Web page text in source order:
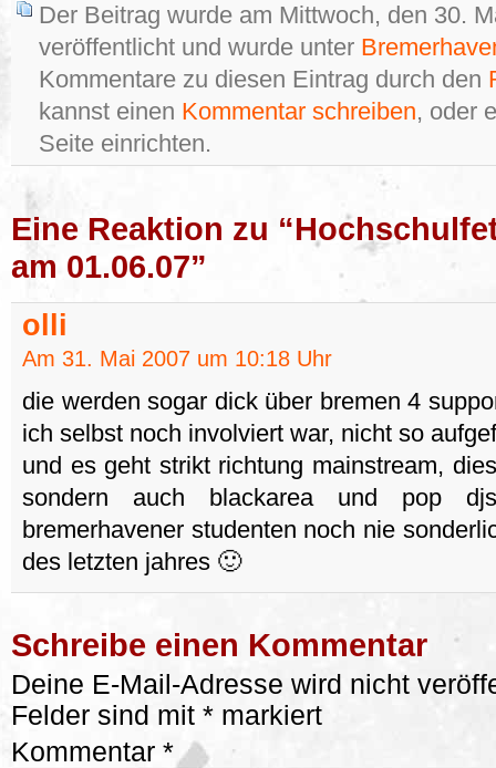
Der Beitrag wurde am Mittwoch, den 30.
veröffentlicht und wurde unter
Kommentare zu diesen Eintrag durch den
kannst einen Kommentar schreiben, oder
Seite einrichten.
Eine Reaktion zu
am 01.06.07”
olli
Am 31. Mai 2007 um 10:18 Uhr
die werden sogar dick über bremen 4
ich selbst noch involviert war, nicht so
und es geht strikt richtung mainstream,
sondern auch blackarea und pop
bremerhavener studenten noch nie
des letzten jahres 🙂
Schreibe einen Kommentar
Deine E-Mail-Adresse wird nicht
Felder sind mit * markiert
Kommentar *